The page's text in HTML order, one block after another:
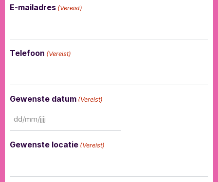
E-mailadres (Vereist)
Telefoon (Vereist)
Gewenste datum (Vereist)
Gewenste locatie (Vereist)